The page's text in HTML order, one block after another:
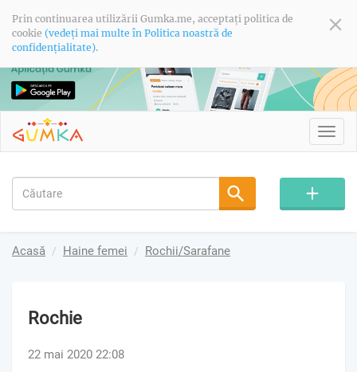
Prin continuarea utilizării Gumka.me, acceptați politica de
cookie (vedeți mai multe în Politica noastră de
confidențialitate).
Acasă Haine femei Rochii/Sarafane
Rochie
22 mai 2020 22:08